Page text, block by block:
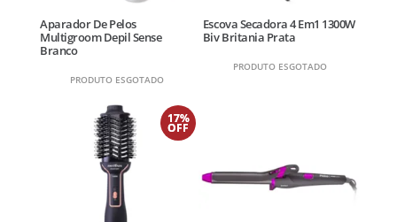
Aparador De Pelos
Multigroom Depil Sense
Branco
PRODUTO ESGOTADO
Escova Secadora 4 Em1 1300W
Biv Britania Prata
PRODUTO ESGOTADO
17%
OFF